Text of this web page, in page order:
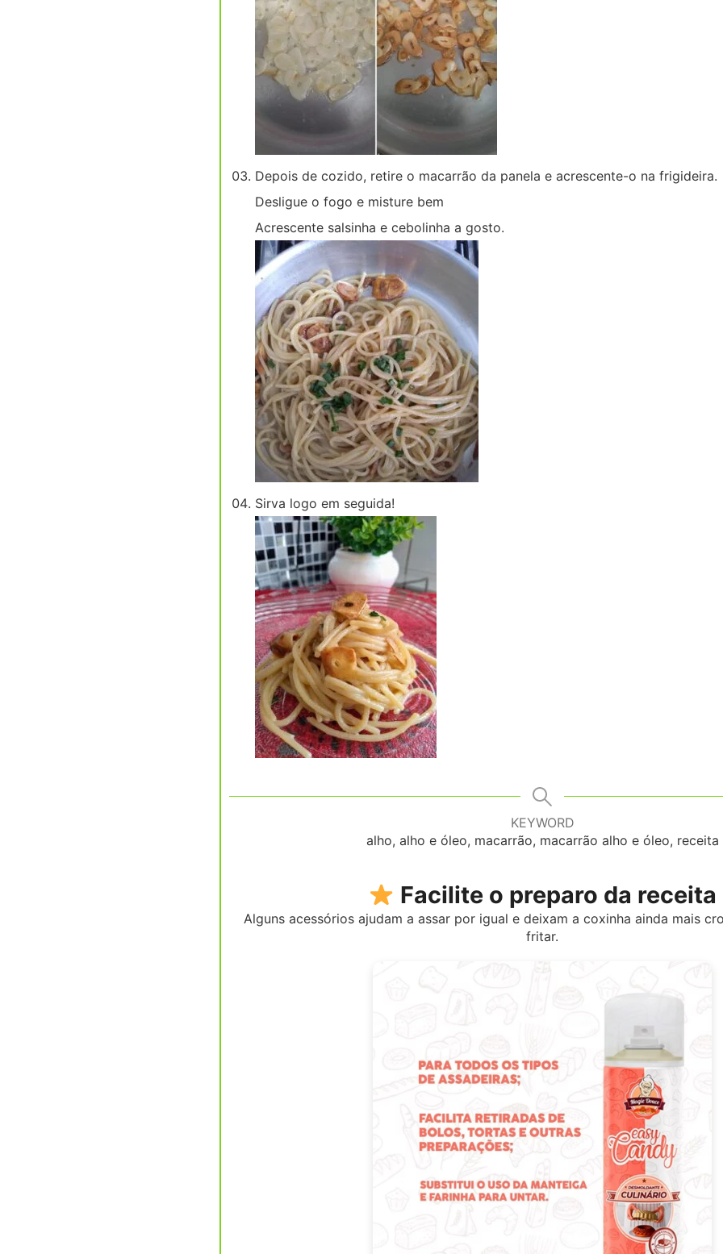
Depois de cozido, retire o macarrão da panela e acrescente-o na frigideira.
Desligue o fogo e misture bem
Acrescente salsinha e cebolinha a gosto.
Sirva logo em seguida!
KEYWORD
alho, alho e óleo, macarrão, macarrão alho e óleo, receita
Facilite o preparo da receita
Alguns acessórios ajudam a assar por igual e deixam a coxinha ainda mais crocante sem precisar
fritar.